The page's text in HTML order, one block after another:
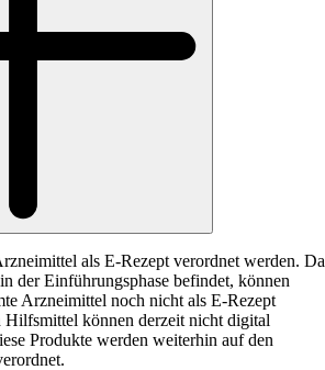
als E-Rezept verordnet werden. Da
der Einführungsphase befindet, können
Arzneimittel noch nicht als E‑Rezept
können derzeit nicht digital
Produkte werden weiterhin auf den